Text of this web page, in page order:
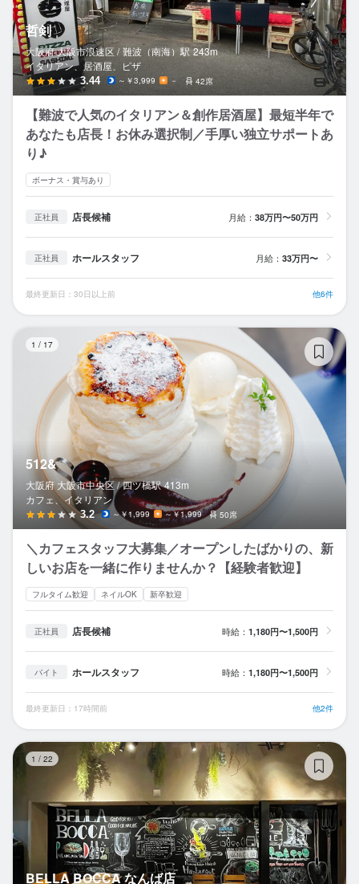
哲剣
大阪府 大阪市浪速区 / 難波（南海）駅 243m
イタリアン、居酒屋、ピザ
3.44 ～￥3,999 － 42席
【難波で人気のイタリアン＆創作居酒屋】最短半年で
あなたも店長！お休み選択制／手厚い独立サポートあ
り♪
ボーナス・賞与あり
正社員 店長候補 月給： 38万円〜50万円
正社員 ホールスタッフ 月給： 33万円〜
最終更新日：30日以上前 他6件
1 / 17
512&
大阪府 大阪市中央区 / 四ツ橋駅 413m
カフェ、イタリアン
3.2 ～￥1,999 ～￥1,999 50席
＼カフェスタッフ大募集／オープンしたばかりの、新
しいお店を一緒に作りませんか？【経験者歓迎】
フルタイム歓迎 ネイルOK 新卒歓迎
正社員 店長候補 時給： 1,180円〜1,500円
バイト ホールスタッフ 時給： 1,180円〜1,500円
最終更新日：17時間前 他2件
1 / 22
BELLA BOCCA なんば店